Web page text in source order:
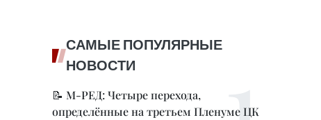
САМЫЕ ПОПУЛЯРНЫЕ
НОВОСТИ
📝 М-РЕД: Четыре перехода,
определённые на третьем Пленуме ЦК